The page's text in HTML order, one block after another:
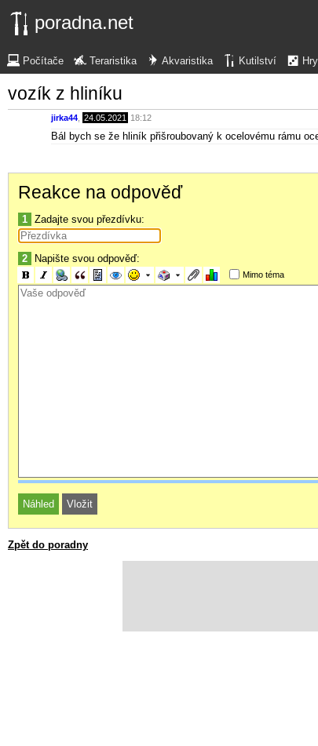
poradna.net
Počítače Teraristika Akvaristika Kutilství Hry
vozík z hliníku
jirka44 24.05.2021 18:12
Bál bych se že hliník přišroubovaný k ocelovému rámu
Reakce na odpověď
1 Zadajte svou přezdívku:
2 Napište svou odpověď:
Mimo téma
Zpět do poradny